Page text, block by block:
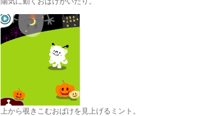
上から覗きこむおばけを見上げるミント。